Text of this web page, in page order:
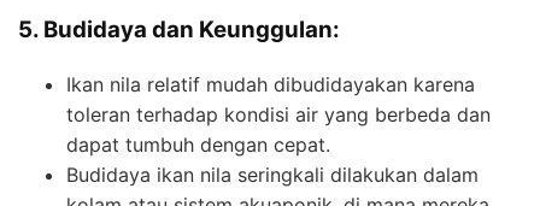
5. Budidaya dan Keunggulan:
Ikan nila relatif mudah dibudidayakan karena
toleran terhadap kondisi air yang berbeda dan
dapat tumbuh dengan cepat.
Budidaya ikan nila seringkali dilakukan dalam